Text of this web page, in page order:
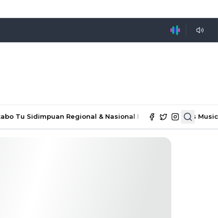
Tu Sidimpuan Regional & Nasional Ekonomi & Bisnis Music